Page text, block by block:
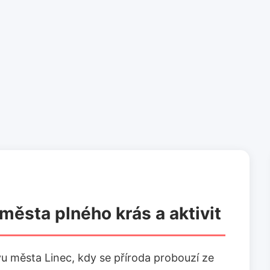
plného krás a aktivit
města Linec, kdy se příroda probouzí ze